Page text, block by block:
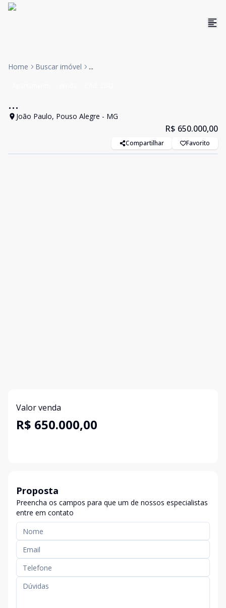
Home Buscar imóvel ...
...
João Paulo, Pouso Alegre - MG
R$ 650.000,00
Compartilhar Favorito
Valor venda
R$ 650.000,00
Proposta
Preencha os campos para que um de nossos especialistas
entre em contato